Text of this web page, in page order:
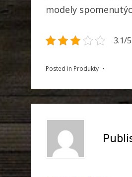
modely
3.1/
Posted in Produkty